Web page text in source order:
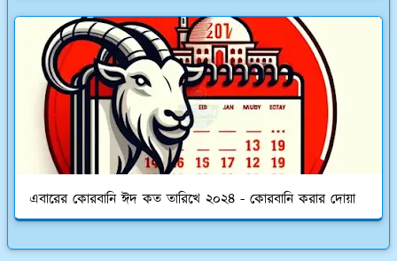
এবারের কোরবানি ঈদ কত তারিখে ২০২৪ - কোরবানি করার দোয়া